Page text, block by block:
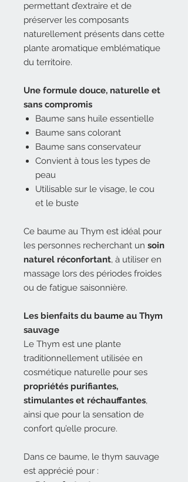
permettant d’extraire et de
préserver les composants
naturellement présents dans cette
plante aromatique emblématique
du territoire.
Une formule douce, naturelle et
sans compromis
Baume sans huile essentielle
Baume sans colorant
Baume sans conservateur
Convient à tous les types de
peau
Utilisable sur le visage, le cou
et le buste
Ce baume au Thym est idéal pour
les personnes recherchant un soin
naturel réconfortant, à utiliser en
massage lors des périodes froides
ou de fatigue saisonnière.
Les bienfaits du baume au Thym
sauvage
Le Thym est une plante
traditionnellement utilisée en
cosmétique naturelle pour ses
propriétés purifiantes,
stimulantes et réchauffantes,
ainsi que pour la sensation de
confort qu’elle procure.
Dans ce baume, le thym sauvage
est apprécié pour :